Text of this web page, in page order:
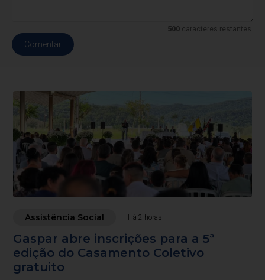
500caracteres restantes.
Comentar
Assistência Social Há 2 horas
Gaspar abre inscrições para a 5ª
edição do Casamento Coletivo
gratuito